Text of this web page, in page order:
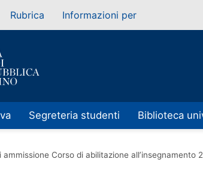
Rubrica Informazioni per
Segreteria studenti Biblioteca
ammissione Corso di abilitazione all’insegnamento